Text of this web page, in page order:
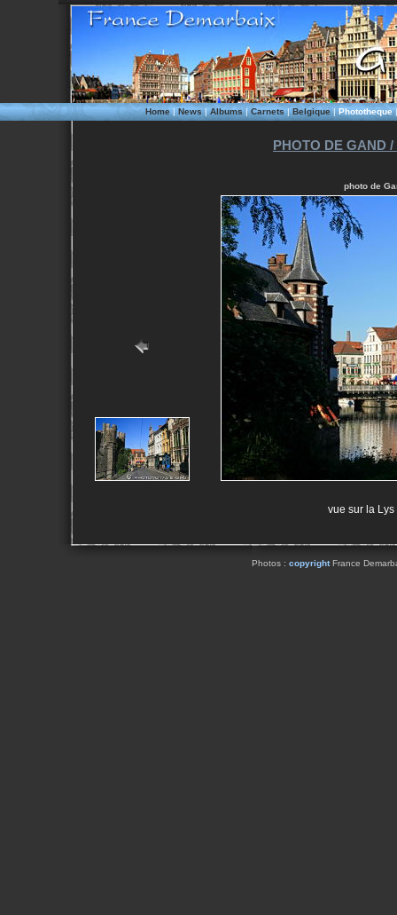
Home|News|Albums|Carnets|Belgique|Phototheque
PHOTO DE GAND
photo de
vue sur la
Photos : copyrightFrance